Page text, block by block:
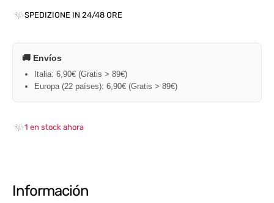
Información
SPEDIZIONE IN 24/48 ORE
🚚 Envíos
Italia: 6,90€ (Gratis > 89€)
Europa (22 países): 6,90€ (Gratis > 89€)
1 en stock ahora